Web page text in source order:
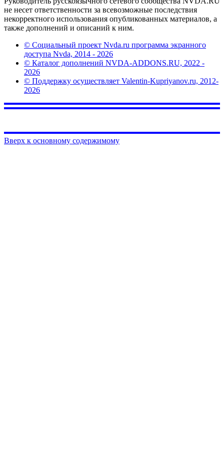
не несет ответственности за всевозможные последствия
некорректного использования опубликованных материалов, а
также дополнений и описаний к ним.
© Социальный проект Nvda.ru программа экранного
доступа Nvda, 2014 - 2026
© Каталог дополнений NVDA-ADDONS.RU, 2022 -
2026
© Поддержку осуществляет Valentin-Kupriyanov.ru, 2012-
2026
Вверх к основному содержимому